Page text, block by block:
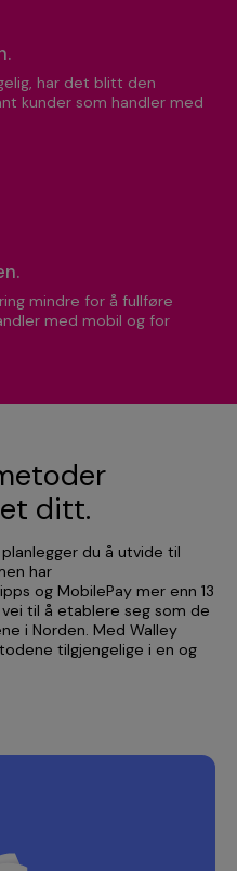
har det blitt den
kunder som handler med
mindre for å fullføre
med mobil og for
ditt.
du å utvide til
har
og MobilePay mer enn 13
til å etablere seg som de
i Norden. Med Walley
tilgjengelige i en og